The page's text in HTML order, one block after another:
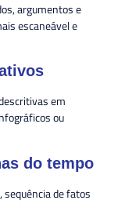
argumentos e
escaneável e
em
ou
do tempo
de fatos